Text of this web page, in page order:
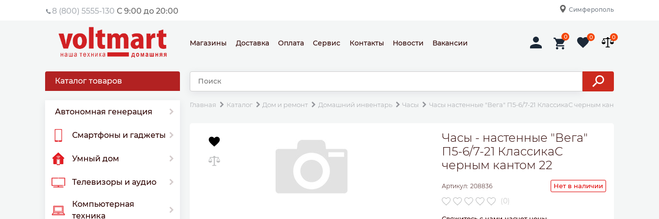
8 (800) 5555-130 С 9:00 до 20:00 Симферополь
Магазины Доставка Оплата Сервис Контакты Новости Вакансии
0 0 0
Каталог товаров
Автономная генерация
Смартфоны и гаджеты
Умный дом
Телевизоры и аудио
Компьютерная
техника
Главная Каталог Дом и ремонт Домашний инвентарь Часы Часы настенные "Вега" П5-6/7-21 КлассикаС черным кантом 22
Часы - настенные "Вега"
П5-6/7-21 КлассикаС
черным кантом 22
Артикул: 208836 Нет в наличии
(0)